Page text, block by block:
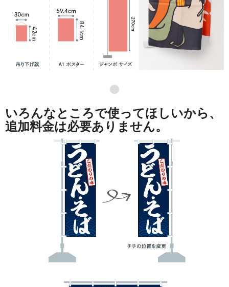
●
いろんなところで使ってほしいから、
追加料金は必要ありません。